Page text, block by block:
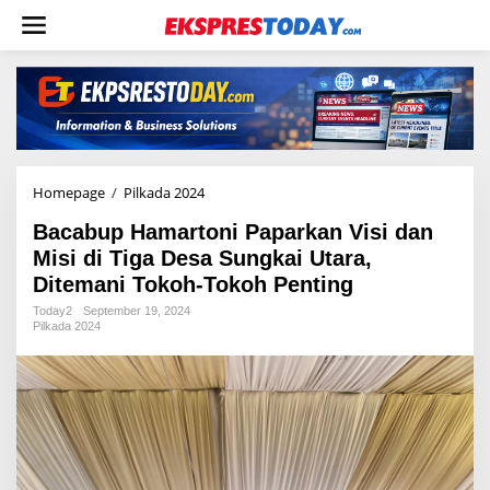
w
Homepage / Pilkada 2024B
c
a
b
u
m
a
r
t
o
n
Bacabup Hamartoni Paparkan Visi dan
Misi di Tiga Desa Sungkai Utara,
Ditemani Tokoh-Tokoh Penting
Today2
September 19, 2024
Pilkada 2024